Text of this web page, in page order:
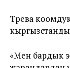
Төрөева
«Мен бардык